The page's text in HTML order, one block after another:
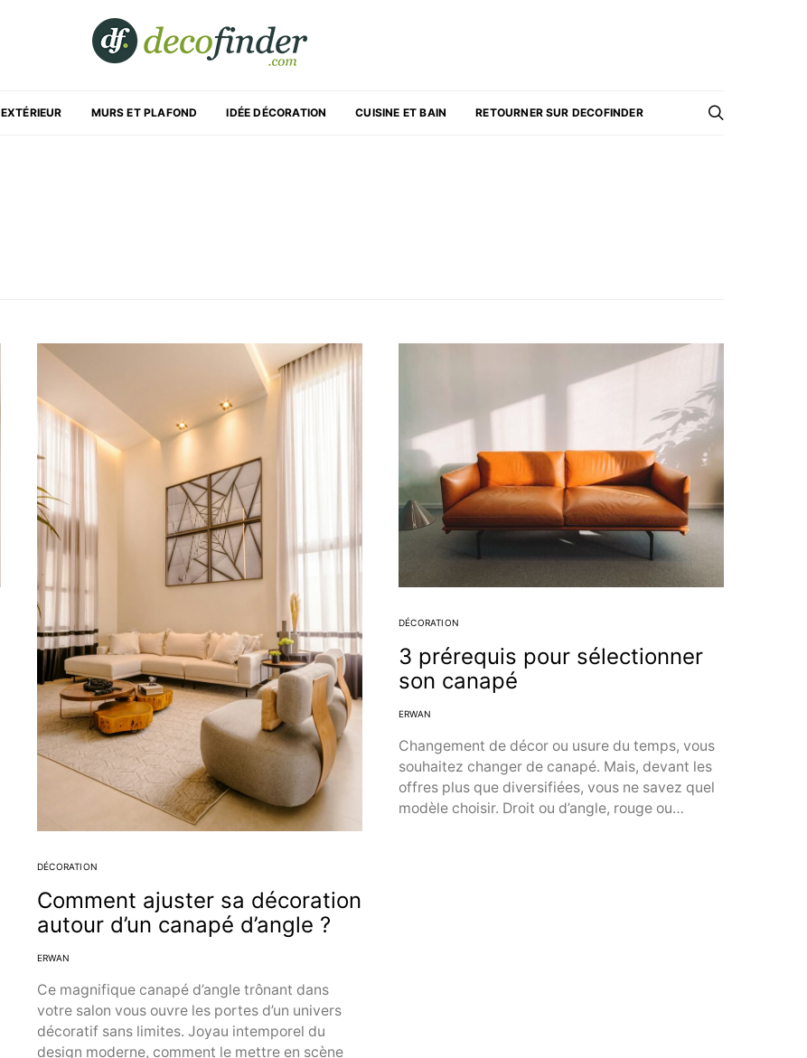
EXTÉRIEUR MURS ET PLAFOND IDÉE DÉCORATION CUISINE ET BAIN RETOURNER SUR DECOFINDER
DÉCORATION
Comment ajuster sa décoration
autour d’un canapé d’angle ?
ERWAN
Ce magnifique canapé d’angle trônant dans
votre salon vous ouvre les portes d’un univers
décoratif sans limites. Joyau intemporel du
design moderne, comment le mettre en scène
DÉCORATION
3 prérequis pour sélectionner
son canapé
ERWAN
Changement de décor ou usure du temps, vous
souhaitez changer de canapé. Mais, devant les
offres plus que diversifiées, vous ne savez quel
modèle choisir. Droit ou d’angle, rouge ou…